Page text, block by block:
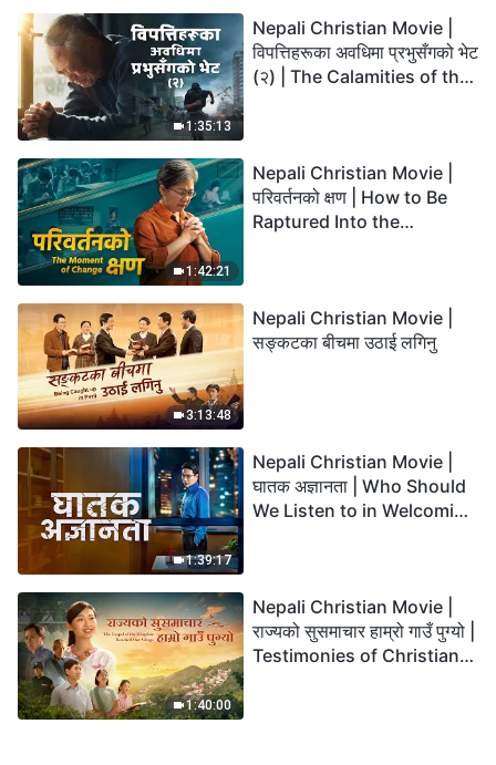
1:35:13
Nepali Christian Movie |
विपत्तिहरूका अवधिमा प्रभुसँगको भेट
(२) | The Calamities of the
1:42:21
Nepali Christian Movie |
परिवर्तनको क्षण | How to Be
Raptured Into the
3:13:48
Nepali Christian Movie |
सङ्कटका बीचमा उठाई लगिनु
1:39:17
Nepali Christian Movie |
घातक अज्ञानता | Who Should
We Listen to in Welcoming
1:40:00
Nepali Christian Movie |
राज्यको सुसमाचार हाम्रो गाउँ पुग्यो |
Testimonies of Christians